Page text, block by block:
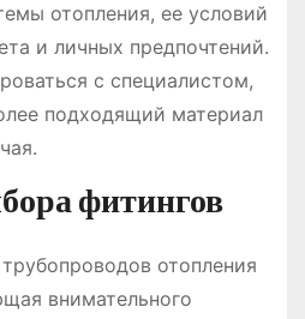
отопления, ее условий
и личных предпочтений.
с специалистом,
подходящий материал
фитингов
отопления
внимательного